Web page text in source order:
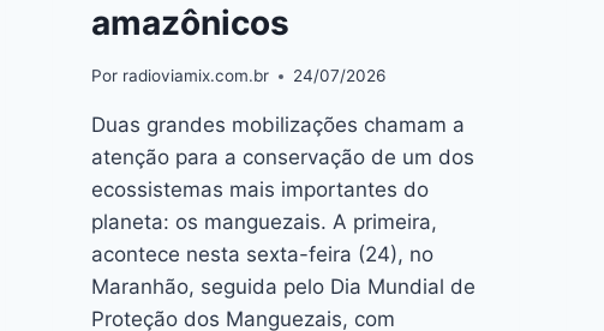
amazônicos
Por radioviamix.com.br 24/07/2026
Duas grandes mobilizações chamam a
atenção para a conservação de um dos
ecossistemas mais importantes do
planeta: os manguezais. A primeira,
acontece nesta sexta-feira (24), no
Maranhão, seguida pelo Dia Mundial de
Proteção dos Manguezais, com